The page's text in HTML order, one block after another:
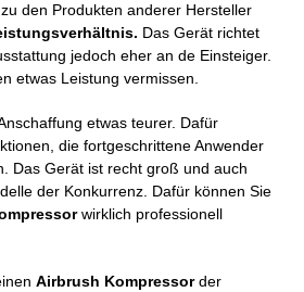
den Produkten anderer Hersteller
Das Gerät richtet
jedoch eher an de Einsteiger.
etwas Leistung vermissen.
etwas teurer. Dafür
die fortgeschrittene Anwender
Das Gerät ist recht groß und auch
der Konkurrenz. Dafür können Sie
wirklich professionell
Airbrush Kompressorder